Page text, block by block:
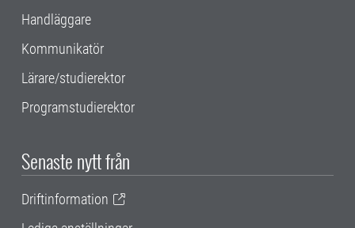
Handläggare
Kommunikatör
Lärare/studierektor
Programstudierektor
Senaste nytt från
Driftinformation